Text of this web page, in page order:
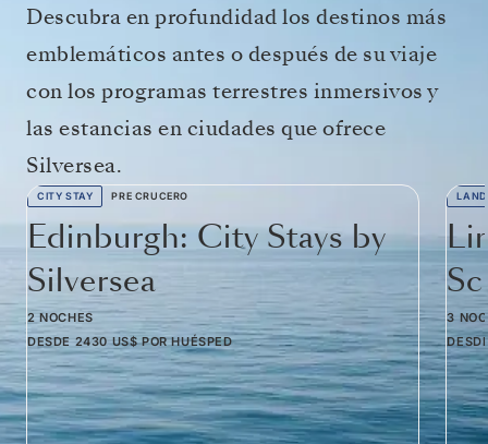
Descubra en profundidad los destinos más
emblemáticos antes o después de su viaje
con los programas terrestres inmersivos y
las estancias en ciudades que ofrece
Silversea.
CITY STAY PRE CRUCERO
Edinburgh: City Stays by
Silversea
2 NOCHES
DESDE 2430 US$ POR HUÉSPED
3